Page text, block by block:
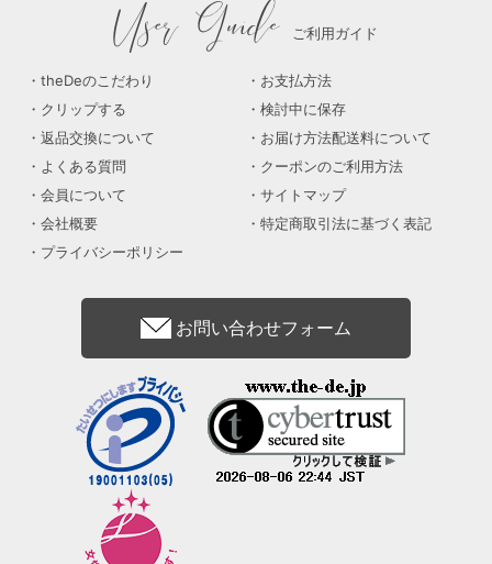
User Guide ご利用ガイド
theDeのこだわり
お支払方法
クリップする
検討中に保存
返品交換について
お届け方法配送料について
よくある質問
クーポンのご利用方法
会員について
サイトマップ
会社概要
特定商取引法に基づく表記
プライバシーポリシー
お問い合わせフォーム